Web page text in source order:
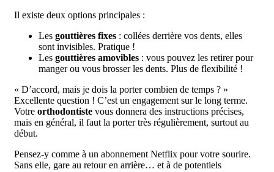
Il existe deux options principales :
Les gouttières fixes : collées derrière vos dents, elles
sont invisibles. Pratique !
Les gouttières amovibles : vous pouvez les retirer pour
manger ou vous brosser les dents. Plus de flexibilité !
« D’accord, mais je dois la porter combien de temps ? »
Excellente question ! C’est un engagement sur le long terme.
Votre orthodontiste vous donnera des instructions précises,
mais en général, il faut la porter très régulièrement, surtout au
début.
Pensez-y comme à un abonnement Netflix pour votre sourire.
Sans elle, gare au retour en arrière… et à de potentiels